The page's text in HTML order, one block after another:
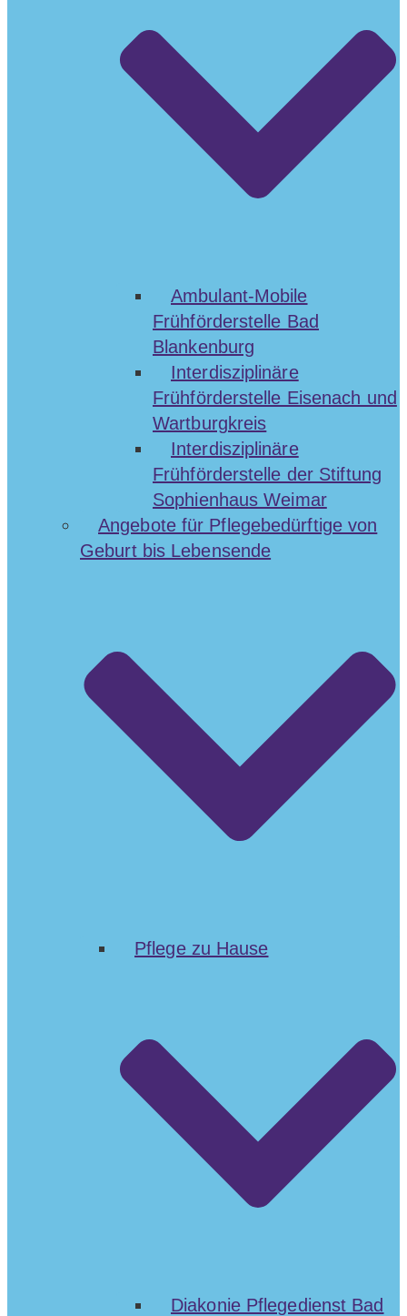
Ambulant-Mobile
Frühförderstelle Bad
Blankenburg
Interdisziplinäre
Frühförderstelle Eisenach und
Wartburgkreis
Interdisziplinäre
Frühförderstelle der Stiftung
Sophienhaus Weimar
Angebote für Pflegebedürftige von
Geburt bis Lebensende
Pflege zu Hause
Diakonie Pflegedienst Bad